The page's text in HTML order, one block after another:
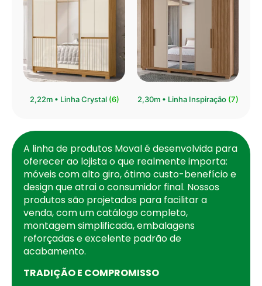
2,22m • Linha Crystal (6) 2,30m • Linha Inspiração (7)
A linha de produtos Moval é desenvolvida para
oferecer ao lojista o que realmente importa:
móveis com alto giro, ótimo custo-benefício e
design que atrai o consumidor final. Nossos
produtos são projetados para facilitar a
venda, com um catálogo completo,
montagem simplificada, embalagens
reforçadas e excelente padrão de
acabamento.
TRADIÇÃO E COMPROMISSO